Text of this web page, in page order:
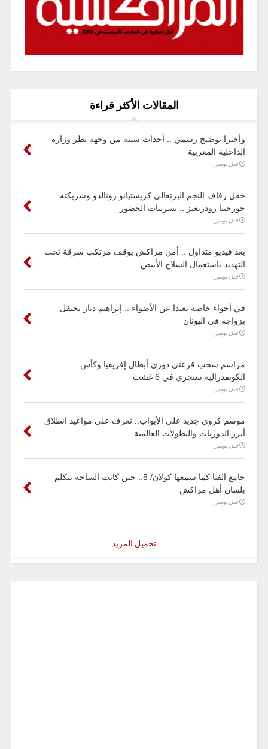
المقالات الأكثر قراءة
وأخيرا توضيح رسمي .. أحداث سبتة من وجهة نظر وزارة
الداخلية المغربية
قبل يومين
حفل زفاف النجم البرتغالي كريستيانو رونالدو وشريكته
جورجينا رودريغيز .. تسريبات الحضور
قبل يومين
بعد فيديو متداول .. أمن مراكش يوقف مرتكب سرقة تحت
التهديد باستعمال السلاح الأبيض
قبل يومين
في أجواء خاصة بعيدا عن الأضواء .. إبراهيم دياز يحتفل
بزواجه في اليونان
قبل يومين
مراسم سحب قرعتي دوري أبطال إفريقيا وكأس
الكونفدرالية ستجري في 6 غشت
قبل يومين
موسم كروي جديد على الأبواب.. تعرف على مواعيد انطلاق
أبرز الدوريات والبطولات العالمية
قبل يومين
جامع الفنا كما سمعها كولان/ 5.. حين كانت الساحة تتكلم
بلسان أهل مراكش
قبل يومين
تحميل المزيد